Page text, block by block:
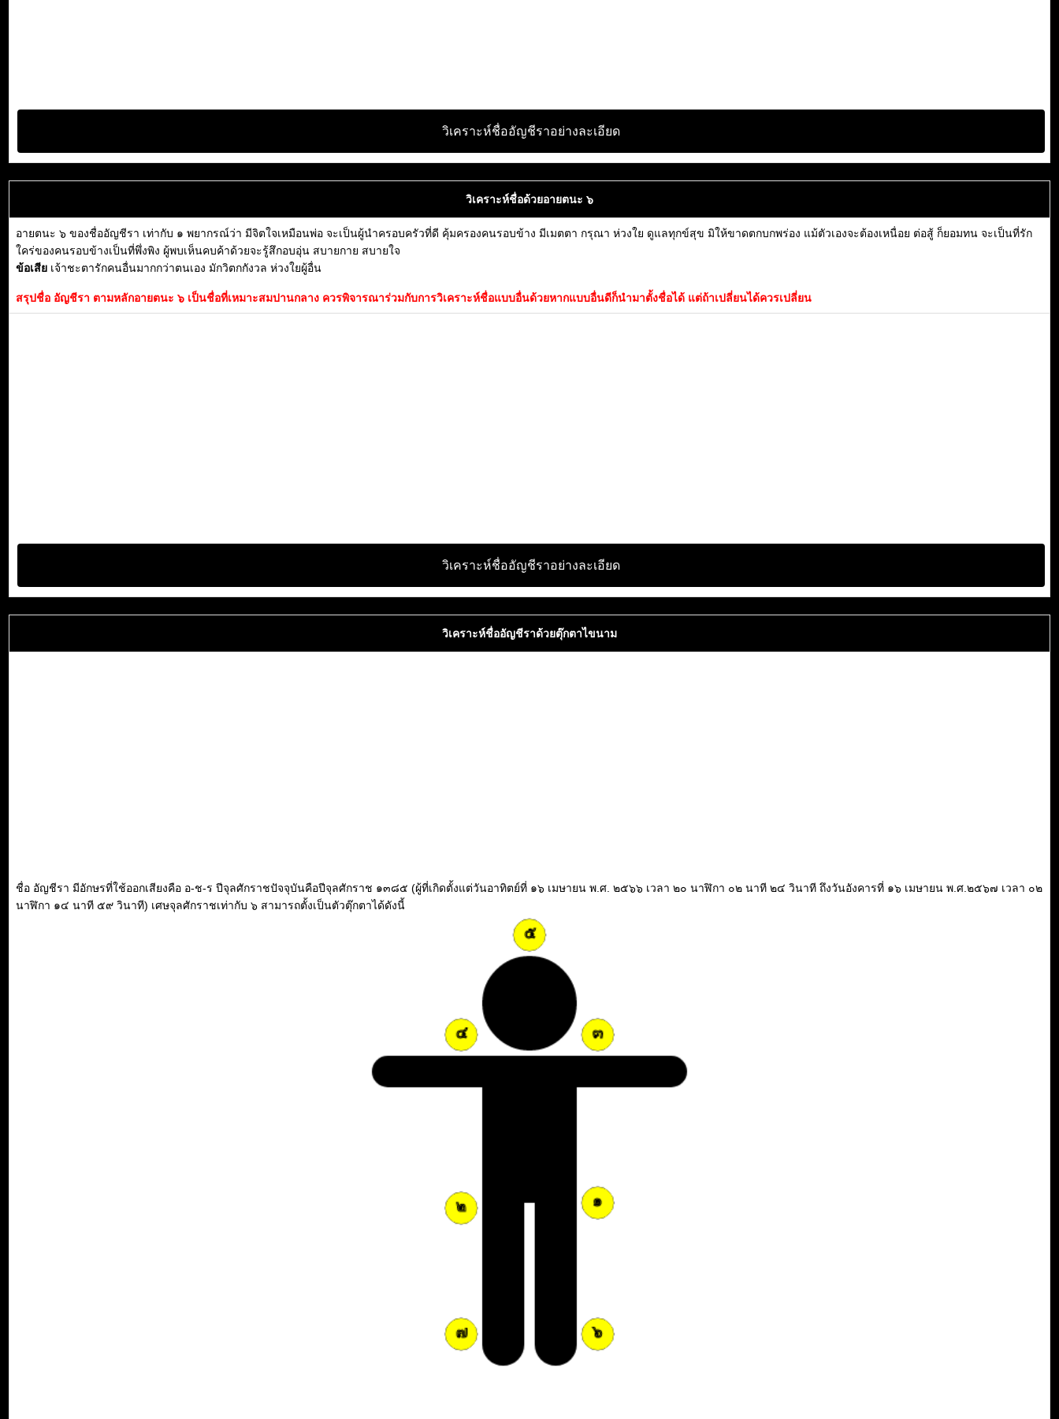
วิเคราะห์ชื่ออัญชีราอย่างละเอียด
วิเคราะห์ชื่อด้วยอายตนะ ๖
อายตนะ ๖ ของชื่ออัญชีรา เท่ากับ ๑ พยากรณ์ว่า มีจิตใจเหมือนพ่อ จะเป็นผู้นำครอบครัวที่ดี คุ้มครองคนรอบข้าง มีเมตตา กรุณา ห่วงใย ดูแลทุกข์สุข มิให้ขาดตกบกพร่อง แม้ตัวเองจะต้องเหนื่อย ต่อสู้ ก็ยอมทน จะเป็นที่รัก
ใคร่ของคนรอบข้างเป็นที่พึ่งพิง ผู้พบเห็นคบค้าด้วยจะรู้สึกอบอุ่น สบายกาย สบายใจ
ข้อเสีย เจ้าชะตารักคนอื่นมากกว่าตนเอง มักวิตกกังวล ห่วงใยผู้อื่น
สรุปชื่อ อัญชีรา ตามหลักอายตนะ ๖ เป็นชื่อที่เหมาะสมปานกลาง ควรพิจารณาร่วมกับการวิเคราะห์ชื่อแบบอื่นด้วยหากแบบอื่นดีก็นำมาตั้งชื่อได้ แต่ถ้าเปลี่ยนได้ควรเปลี่ยน
วิเคราะห์ชื่ออัญชีราอย่างละเอียด
วิเคราะห์ชื่ออัญชีราด้วยตุ๊กตาไขนาม
ชื่อ อัญชีรา มีอักษรที่ใช้ออกเสียงคือ อ-ช-ร ปีจุลศักราชปัจจุบันคือปีจุลศักราช ๑๓๘๕ (ผู้ที่เกิดตั้งแต่วันอาทิตย์ที่ ๑๖ เมษายน พ.ศ. ๒๕๖๖ เวลา ๒๐ นาฬิกา ๐๒ นาที ๒๔ วินาที ถึงวันอังคารที่ ๑๖ เมษายน พ.ศ.๒๕๖๗ เวลา ๐๒
นาฬิกา ๑๔ นาที ๕๙ วินาที) เศษจุลศักราชเท่ากับ ๖ สามารถตั้งเป็นตัวตุ๊กตาได้ดังนี้